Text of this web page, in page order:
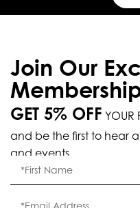
Join Our
GET 5% OFF YOUR
and be the first to hear
and events.